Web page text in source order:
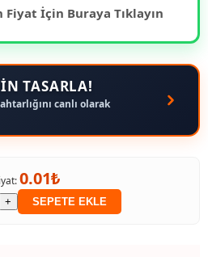
Fiyat İçin Buraya Tıklayın
TASARLA!
canlı olarak
0.01₺
+ SEPETE EKLE